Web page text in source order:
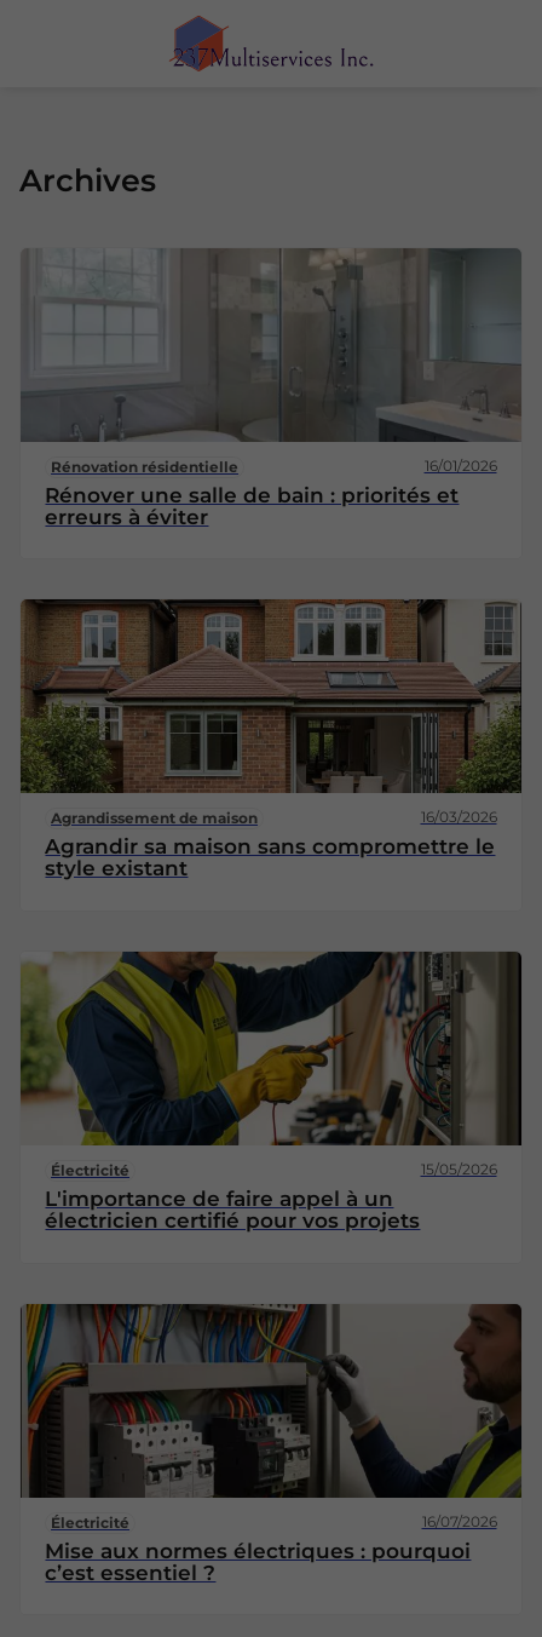
Archives
Rénovation résidentielle 16/01/2026
Rénover une salle de bain : priorités et
erreurs à éviter
Agrandissement de maison 16/03/2026
Agrandir sa maison sans compromettre le
style existant
Électricité 15/05/2026
L'importance de faire appel à un
électricien certifié pour vos projets
Électricité 16/07/2026
Mise aux normes électriques : pourquoi
c’est essentiel ?